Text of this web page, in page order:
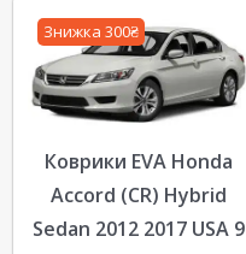
Знижка 300₴
Коврики EVA Honda
Accord (CR) Hybrid
Sedan 2012 2017 USA 9